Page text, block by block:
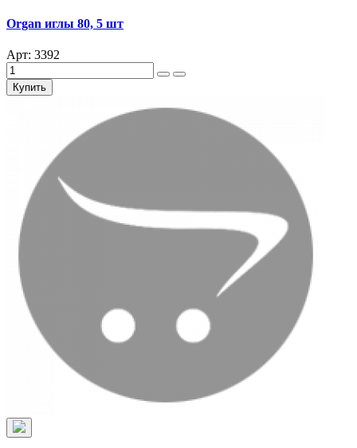
Organ иглы 80, 5 шт
Арт: 3392
Купить